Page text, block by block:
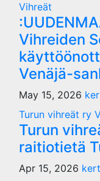
Vihreät
Vihreiden
Venäjä-
May 15, 2026
Turun vihreät ry
Turun
raitiotietä
Apr 15, 2026